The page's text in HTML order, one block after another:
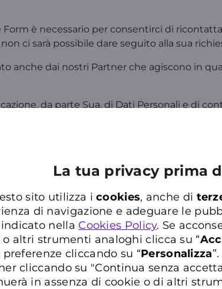
La tua privacy prima
sito utilizza icookies, anche di
di navigazione e adeguare le
nella Cookies Policy. Se
o altri strumenti analoghi clicca su “
cliccando su “Personalizza
cliccando su "Continua senza
in assenza di cookie o di altri
è necessario per consentirci di
ci sarà possibile dare seguito alla sua
anche dai nostri Partner che agiscono in
da parte Sua, di Dati Personali e di
assumendosi tutti gli obblighi e le
conservati esclusivamente per il tempo
Esterno. Resta salva da parte di
legge.
che a vario titolo siano coinvolti nella
del trattamento per conto di Wind
cui sono preposti. I suoi dati
standard adottate dalla Commissione
disciplina applicabile. Potrà ottenere